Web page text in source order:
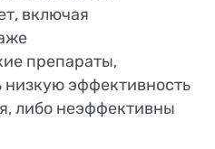
включая
препараты,
эффективность
либо неэффективны